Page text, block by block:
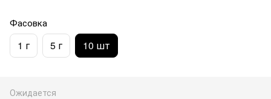
Фасовка
1 г 5 г 10 шт
Ожидается